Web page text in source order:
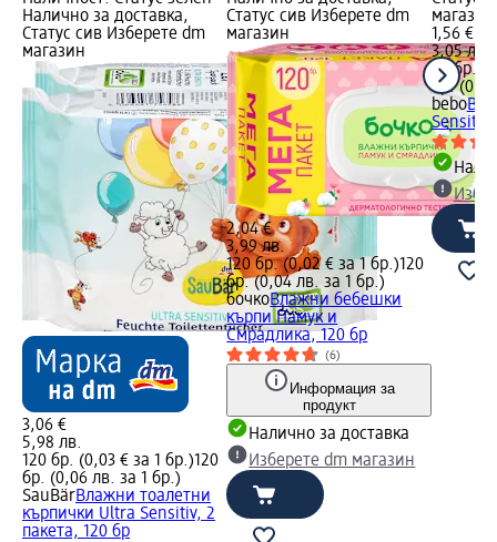
Налично за доставка,
Статус сив Изберете dm
магазин
3,06 €
5,98 лв.
120 бр. (0,03 € за 1 бр.)120
бр. (0,06 лв. за 1 бр.)
SauBärВлажни тоалетни
кърпички Ultra Sensitiv, 2
пакета, 120 бр
Статус сив Изберете dm
магазин
2,04 €
3,99 лв.
120 бр. (0,02 € за 1 бр.)120
бр. (0,04 лв. за 1 бр.)
бочкоВлажни бебешки
кърпи Памук и
Смрадлика, 120 бр
(6)
Информация за
продукт
Налично за доставка
Изберете dm магазин
магазин
1,56 €
3,05 лв.
80 бр.
бр.
bebo